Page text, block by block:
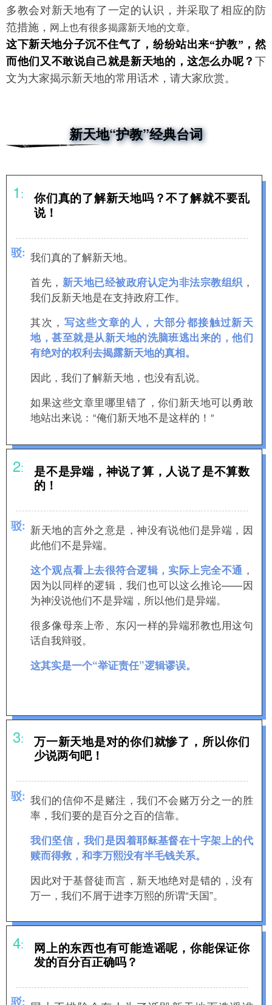
多教会对新天地有了一定的认识，并采取了相应的防
范措施， 网上也有很多揭露新天地的文章。
这下新天地分子沉不住气了，纷纷站出来“护教”，然
而他们又不敢说自己就是新天地的，这怎么办呢？ 下
文为大家揭示新天地的常用话术，请大家欣赏。
新天地“护教”经典台词
1: 你们真的了解新天地吗？不了解就不要乱
说！
驳: 我们真的了解新天地。
首先， 新天地已经被政府认定为非法宗教组织 ，
我们反新天地是在支持政府工作。
其次， 写这些文章的人，大部分都接触过新天
地，甚至就是从新天地的洗脑班逃出来的，他们
有绝对的权利去揭露新天地的真相。
因此，我们了解新天地，也没有乱说。
如果这些文章里哪里错了，你们新天地可以勇敢
地站出来说： “俺们新天地不是这样的！ ”
2: 是不是异端，神说了算，人说了是不算数
的！
驳: 新天地的言外之意是，神没有说他们是异端，因
此他们不是异端。
这个观点看上去很符合逻辑，实际上完全不通 ，
因为以同样的逻辑，我们也可以这么推论——因
为神没说他们不是异端，所以他们是异端。
很多像母亲上帝、东闪一样的异端邪教也用这句
话自我辩驳。
这其实是一个“举证责任”逻辑谬误。
3:
万一新天地是对的你们就惨了，所以你们
少说两句吧！
驳: 我们的信仰不是赌注，我们不会赌万分之一的胜
率，我们要的是百分之百的信靠。
我们坚信，我们是因着耶稣基督在十字架上的代
赎而得救，和李万熙没有半毛钱关系。
因此对于基督徒而言，新天地绝对是错的，没有
万一，我们不屑于进李万熙的所谓“天国”。
4:
网上的东西也有可能造谣呢，你能保证你
发的百分百正确吗？
驳: